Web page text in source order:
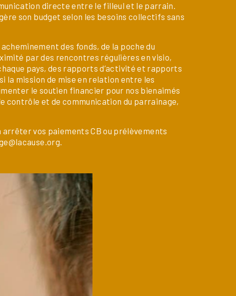
directe entre le filleul et le parrain.
son budget selon les besoins collectifs sans
des fonds, de la poche du
par des rencontres régulières en visio,
pays, des rapports d’activité et rapports
la mission de mise en relation entre les
le soutien financier pour nos bienaimés
contrôle et de communication du parrainage,
arrêter vos paiements CB ou prélèvements